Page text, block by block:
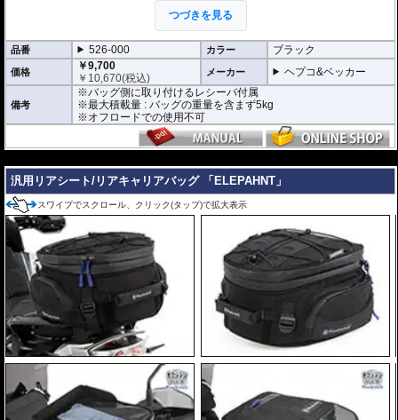
0」 などの
が取り付け可能。豊富なラインナップで、
様々なユースケースに応えます。
また、別売のタンクリングMultiBasicを併
用すれば、リアバッグをタンクバッグ兼用
バッグとして使用も可能。
つづきを見る
品番 526-000 カラー ブラック
価格
￥9,700
￥ 10,670(税込) メーカー ヘプコ&ベッカー
備考
※バッグ側に取り付けるレシーバ付属
※最大積載量 : バッグの重量を含まず5kg
※オフロードでの使用不可
汎用リアシート/リアキャリアバッグ 「ELEPAHNT」
スワイプでスクロール、クリック(タップ)で拡大表示